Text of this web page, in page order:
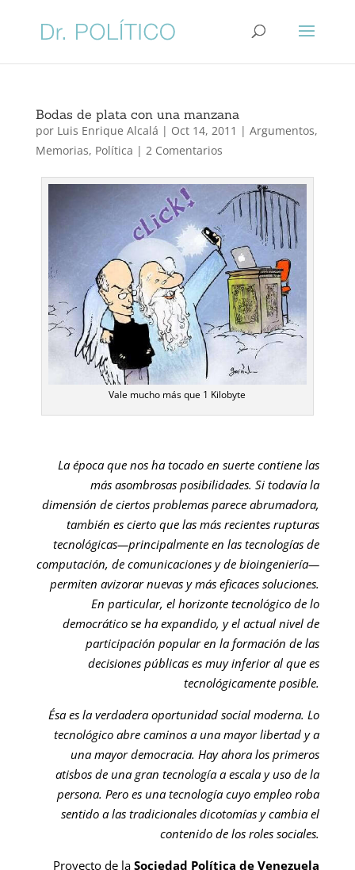
Bodas de plata con una manzana
por Luis Enrique Alcalá | Oct 14, 2011 | Argumentos,
Memorias, Política | 2 Comentarios
Vale mucho más que 1 Kilobyte
La época que nos ha tocado en suerte contiene las
más asombrosas posibilidades. Si todavía la
dimensión de ciertos problemas parece abrumadora,
también es cierto que las más recientes rupturas
tecnológicas—principalmente en las tecnologías de
computación, de comunicaciones y de bioingeniería—
permiten avizorar nuevas y más eficaces soluciones.
En particular, el horizonte tecnológico de lo
democrático se ha expandido, y el actual nivel de
participación popular en la formación de las
decisiones públicas es muy inferior al que es
tecnológicamente posible.
Ésa es la verdadera oportunidad social moderna. Lo
tecnológico abre caminos a una mayor libertad y a
una mayor democracia. Hay ahora los primeros
atisbos de una gran tecnología a escala y uso de la
persona. Pero es una tecnología cuyo empleo roba
sentido a las tradicionales dicotomías y cambia el
contenido de los roles sociales.
Proyecto de laSociedad Política de Venezuela